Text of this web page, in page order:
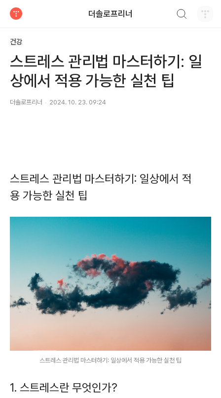
더솔로프리너
건강
스트레스 관리법 마스터하기: 일
상에서 적용 가능한 실천 팁
더솔로프리너 2024. 10. 23. 09:24
스트레스 관리법 마스터하기: 일상에서 적
용 가능한 실천 팁
스트레스 관리법 마스터하기: 일상에서 적용 가능한 실천 팁
1. 스트레스란 무엇인가?